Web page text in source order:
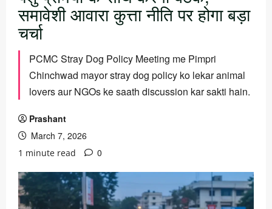
समावेशी आवारा कुत्ता नीति पर होगा बड़ा
चर्चा
PCMC Stray Dog Policy Meeting me Pimpri
Chinchwad mayor stray dog policy ko lekar animal
lovers aur NGOs ke saath discussion kar sakti hain.
Prashant
March 7, 2026
1 minute read 0